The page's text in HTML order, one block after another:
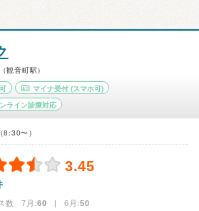
観音町駅）
マイナ受付 (スマホ可)
ライン診療対応
8:30〜）
3.45
数 7月:60 | 6月:50